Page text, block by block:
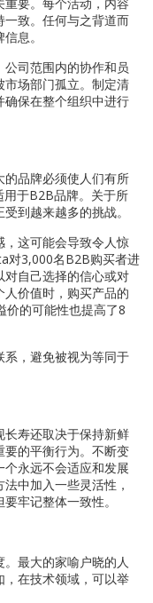
致。任何与之背道而
息。
司范围内的协作和员
场部门孤立。制定清
保在整个组织中进行
品牌必须使人们有所
于B2B品牌。关于所
到越来越多的挑战。
这可能会导致令人惊
对3,000名B2B购买者进
自己选择的信心或对
价值时，购买产品的
价的可能性也提高了8
，避免被视为等同于
长寿还取决于保持新鲜
的平衡行为。不断变
永远不会适应和发展
中加入一些灵活性，
牢记整体一致性。
最大的家喻户晓的人
，在技术领域，可以举